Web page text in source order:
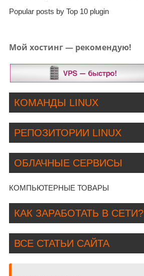
Popular posts by Top 10 plugin
Мой хостинг — рекомендую!
КОМАНДЫ LINUX
РЕПОЗИТОРИИ LINUX
ОБЛАЧНЫЕ СЕРВИСЫ
КОМПЬЮТЕРНЫЕ ТОВАРЫ
КАК ЗАРАБОТАТЬ В СЕТИ?
ВСЕ СТАТЬИ САЙТА